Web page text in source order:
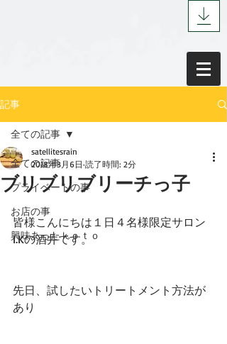
記事
全ての記事
プライベートの事
お店の事
興味あったｋｏｔｏ
全ての記事
ブリブリブリーチっ子
satellitesrain
2018年3月6日 読了時間: 2分
皆様こんにちは１日４名様限定サロン
I.Kの酒井です。
先日、試したいトリートメント方法が
あり